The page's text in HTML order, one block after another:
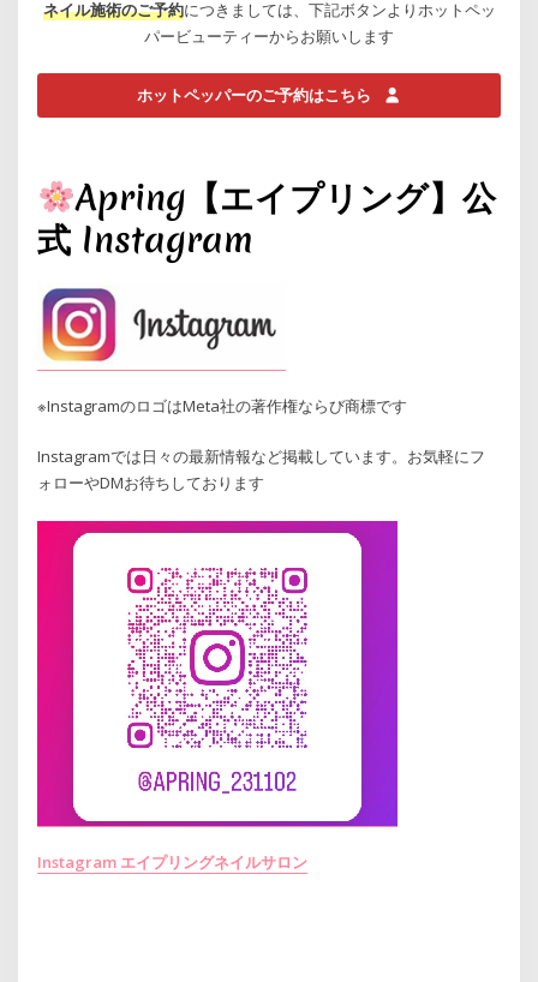
ネイル施術のご予約につきましては、下記ボタンよりホットペッ
パービューティーからお願いします
ホットペッパーのご予約はこちら
Apring【エイプリング】公
式 Instagram
※InstagramのロゴはMeta社の著作権ならび商標です
Instagramでは日々の最新情報など掲載しています。お気軽にフ
ォローやDMお待ちしております
Instagram エイプリングネイルサロン